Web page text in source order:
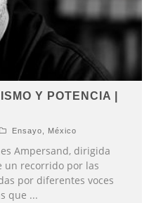
Y POTENCIA |
Ensayo México
Ampersand, dirigida
un recorrido por las
por diferentes voces
que ...